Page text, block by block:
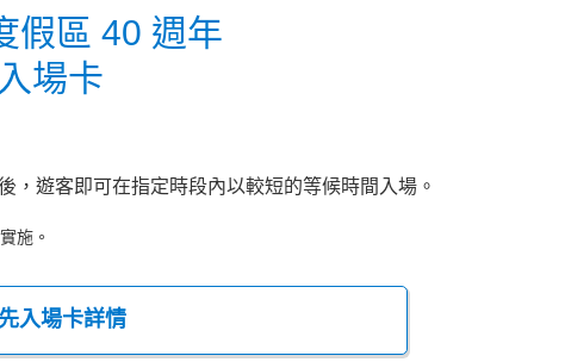
假區 40 週年
場卡
，遊客即可在指定時段內以較短的等候時間入場。
施。
入場卡詳情